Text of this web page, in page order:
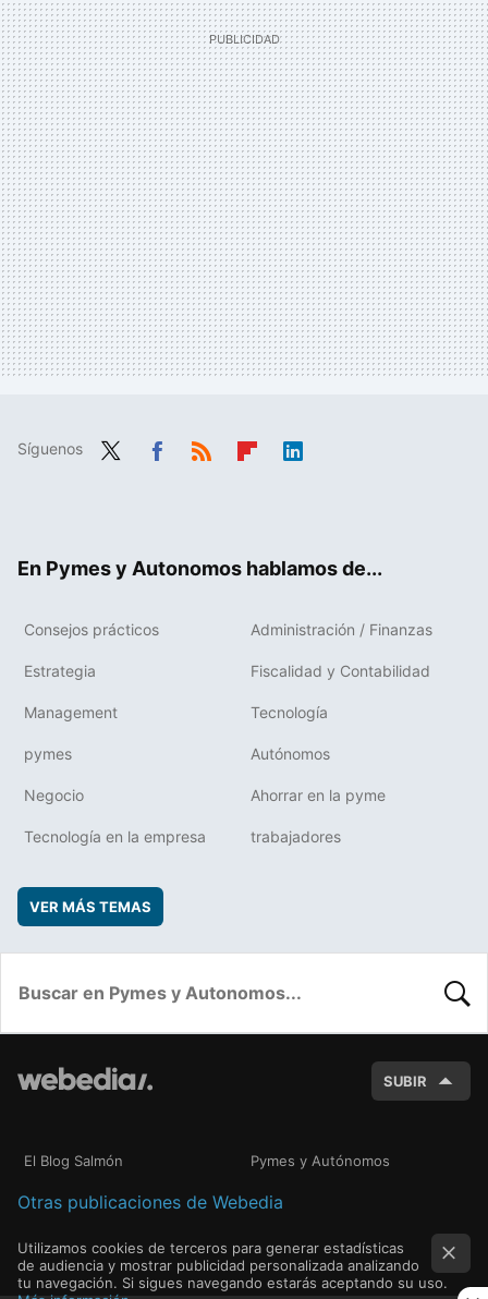
Síguenos
En Pymes y Autonomos hablamos de...
Consejos prácticos Administración / Finanzas
Estrategia Fiscalidad y Contabilidad
Management Tecnología
pymes Autónomos
Negocio Ahorrar en la pyme
Tecnología en la empresa trabajadores
VER MÁS TEMAS
SUBIR
El Blog Salmón Pymes y Autónomos
Otras publicaciones de Webedia
Utilizamos cookies de terceros para generar estadísticas
de audiencia y mostrar publicidad personalizada analizando
tu navegación. Si sigues navegando estarás aceptando su uso.